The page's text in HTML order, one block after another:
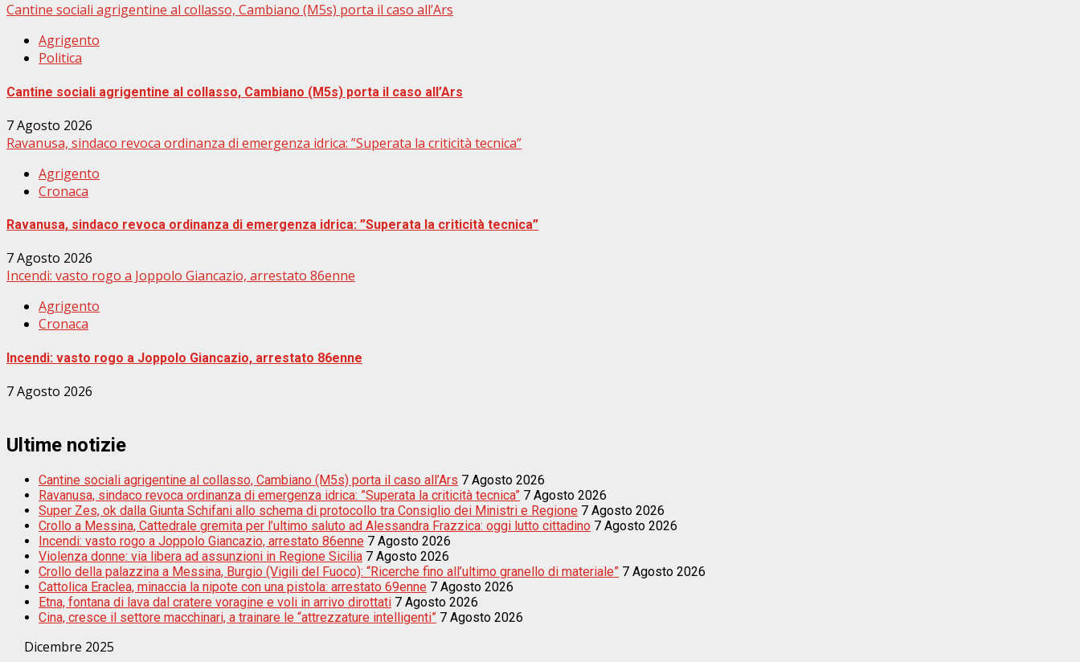
Cantine sociali agrigentine al collasso, Cambiano (M5s) porta il caso all’Ars
Agrigento
Politica
Cantine sociali agrigentine al collasso, Cambiano (M5s) porta il caso all’Ars
7 Agosto 2026
Ravanusa, sindaco revoca ordinanza di emergenza idrica: ”Superata la criticità tecnica”
Agrigento
Cronaca
Ravanusa, sindaco revoca ordinanza di emergenza idrica: ”Superata la criticità tecnica”
7 Agosto 2026
Incendi: vasto rogo a Joppolo Giancazio, arrestato 86enne
Agrigento
Cronaca
Incendi: vasto rogo a Joppolo Giancazio, arrestato 86enne
7 Agosto 2026
Ultime notizie
Cantine sociali agrigentine al collasso, Cambiano (M5s) porta il caso all’Ars 7 Agosto 2026
Ravanusa, sindaco revoca ordinanza di emergenza idrica: ”Superata la criticità tecnica” 7 Agosto 2026
Super Zes, ok dalla Giunta Schifani allo schema di protocollo tra Consiglio dei Ministri e Regione 7 Agosto 2026
Crollo a Messina, Cattedrale gremita per l’ultimo saluto ad Alessandra Frazzica: oggi lutto cittadino 7 Agosto 2026
Incendi: vasto rogo a Joppolo Giancazio, arrestato 86enne 7 Agosto 2026
Violenza donne: via libera ad assunzioni in Regione Sicilia 7 Agosto 2026
Crollo della palazzina a Messina, Burgio (Vigili del Fuoco): “Ricerche fino all’ultimo granello di materiale” 7 Agosto 2026
Cattolica Eraclea, minaccia la nipote con una pistola: arrestato 69enne 7 Agosto 2026
Etna, fontana di lava dal cratere voragine e voli in arrivo dirottati 7 Agosto 2026
Cina, cresce il settore macchinari, a trainare le “attrezzature intelligenti” 7 Agosto 2026
Dicembre 2025